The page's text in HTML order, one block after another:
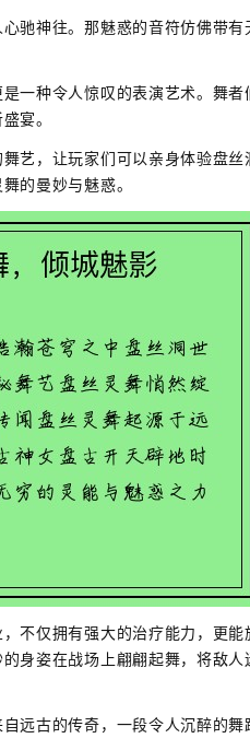
驰神往。那魅惑的音符仿佛带
一种令人惊叹的表演艺术。舞
宴。
艺，让玩家们可以亲身体验盘
的曼妙与魅惑。
不仅拥有强大的治疗能力，更
身姿在战场上翩翩起舞，将敌
远古的传奇，一段令人沉醉的舞